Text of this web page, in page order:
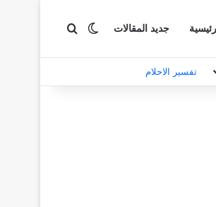
جديد المقالات الوضع المظلم
بحث عن
تفسير الاحلام